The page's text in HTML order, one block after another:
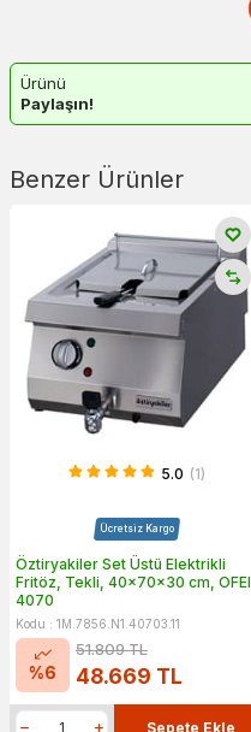
Ürünü
Paylaşın!
Benzer Ürünler
5.0 (1)
Ücretsiz Kargo
Öztiryakiler Set Üstü Elektrikli
Fritöz, Tekli, 40x70x30 cm, OFEI
4070
Kodu : 1M.7856.N1.40703.11
%6
51.809TL
48.669 TL
Sepete Ekle